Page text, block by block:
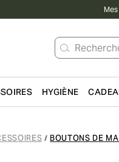
principalHYGIÈNE
/ BOUTONS DE